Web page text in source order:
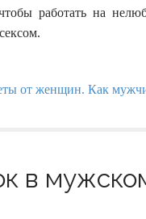
работать на
в